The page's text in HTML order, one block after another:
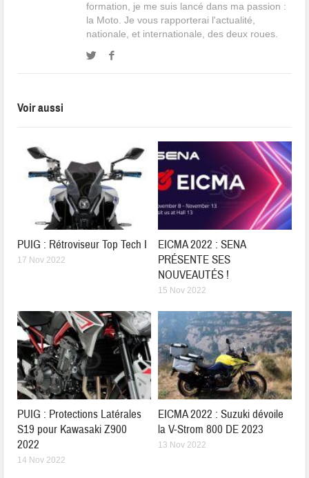
formation, je me suis lancé dans ma passion :
la Moto. Je vous rapporterai l'actualité,
nationale, et internationale, des deux roues.
Voir aussi
PUIG : Rétroviseur Top Tech I
17 Nov 2022
EICMA 2022 : SENA
PRÉSENTE SES
NOUVEAUTÉS !
15 Nov 2022
PUIG : Protections Latérales
S19 pour Kawasaki Z900
2022
14 Nov 2022
EICMA 2022 : Suzuki dévoile
la V-Strom 800 DE 2023
13 Nov 2022